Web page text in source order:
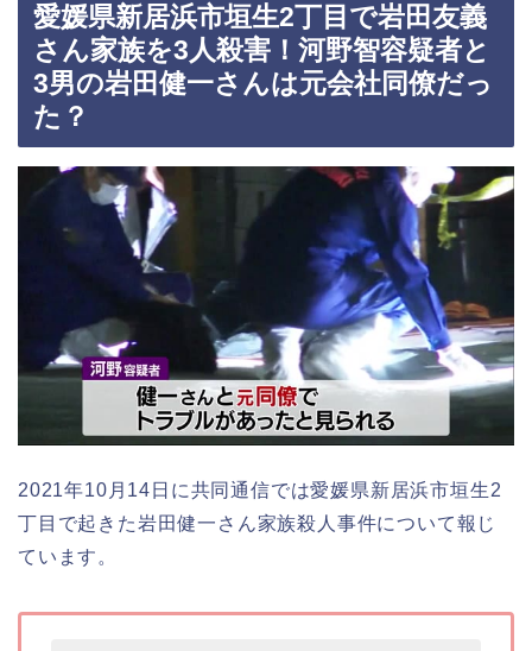
愛媛県新居浜市垣生2丁目で岩田友義
さん家族を3人殺害！河野智容疑者と
3男の岩田健一さんは元会社同僚だっ
た？
2021年10月14日に共同通信では愛媛県新居浜市垣生2
丁目で起きた岩田健一さん家族殺人事件について報じ
ています。